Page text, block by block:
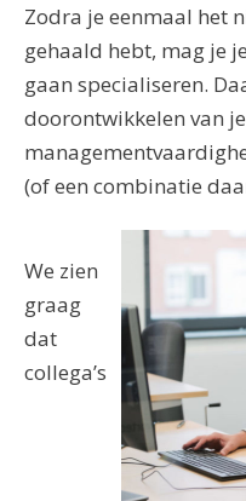
Zodra je eenmaal het
gehaald hebt, mag je
gaan specialiseren.
doorontwikkelen van
(of een combinatie
We zien
graag
dat
collega’s